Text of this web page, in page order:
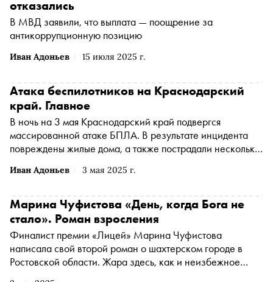
Иван Адоньев 15 июля 2025 г.
отказались
В МВД заявили, что выплата — поощрение за
антикоррупционную позицию
Иван Адоньев 3 мая 2025 г.
Атака беспилотников на Краснодарский
край. Главное
В ночь на 3 мая Краснодарский край подвергся
массированной атаке БПЛА. В результате инцидента
повреждены жилые дома, а также пострадали несколько
Марина Чуфистова «День, когда Бога не
стало». Роман взросления
Финалист премии «Лицей» Марина Чуфистова
написала свой второй роман о шахтерском городе в
Ростовской области. Жара здесь, как и неизбежное